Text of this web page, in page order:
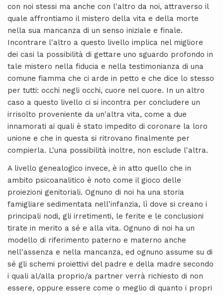
con noi stessi ma anche con l'altro da noi, attraverso il
quale affrontiamo il mistero della vita e della morte
nella sua mancanza di un senso iniziale e finale.
Incontrare l'altro a questo livello implica nel migliore
dei casi la possibilità di gettare uno sguardo profondo in
tale mistero nella fiducia e nella testimonianza di una
comune fiamma che ci arde in petto e che dice lo stesso
per tutti: occhi negli occhi, cuore nel cuore. In un altro
caso a questo livello ci si incontra per concludere un
irrisolto proveniente da un'altra vita, come a due
innamorati ai quali è stato impedito di coronare la loro
unione e che in questa si ritrovano finalmente per
compierla. L'una possibilità inoltre, non esclude l'altra.
A livello genealogico invece, è in atto quello che in
ambito psicoanalitico è noto come il gioco delle
proiezioni genitoriali. Ognuno di noi ha una storia
famigliare sedimentata nell'infanzia, lì dove si creano i
principali nodi, gli irretimenti, le ferite e le conclusioni
tirate in merito a sé e alla vita. Ognuno di noi ha un
modello di riferimento paterno e materno anche
nell'assenza e nella mancanza, ed ognuno assume su di
sé gli schemi proiettivi del padre e della madre secondo
i quali al/alla proprio/a partner verrà richiesto di non
essere, oppure essere come o meglio di quanto i propri